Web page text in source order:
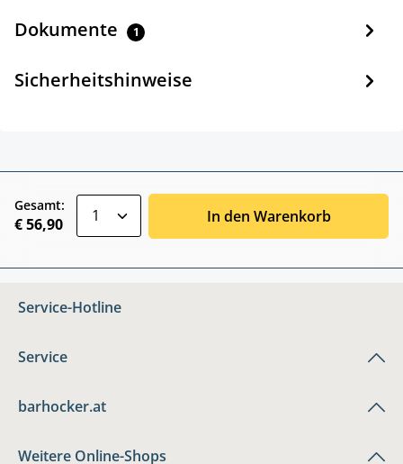
Dokumente 1
Sicherheitshinweise
Gesamt:
€ 56,90 In den Warenkorb
Service-Hotline
Service
barhocker.at
Weitere Online-Shops